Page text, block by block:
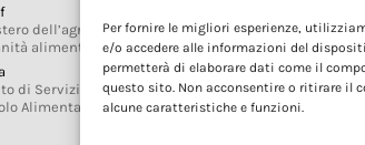
Per fornire le migliori esperienze,
e/o accedere alle informazioni del
permetterà di elaborare dati come il
questo sito. Non acconsentire o ritirare il
alcune caratteristiche e funzioni.
dell’agricoltura, della
alimentare e delle foreste
di Servizi per il Mercato
Alimentare
Riforma
Turismo DOP